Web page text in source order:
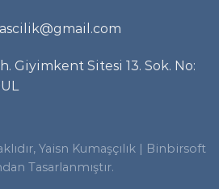
Giyimkent Sitesi 13. Sok. No:
Yaisn Kumaşçılık |
Binbirsoft
Tasarlanmıştır.